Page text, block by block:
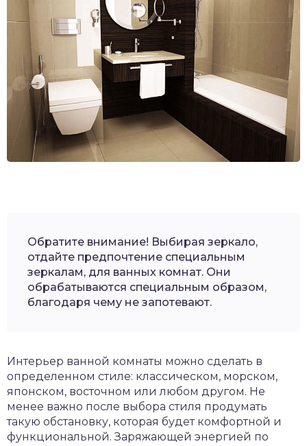
Обратите внимание! Выбирая зеркало,
отдайте предпочтение специальным
зеркалам, для ванных комнат. Они
обрабатываются специальным образом,
благодаря чему не запотевают.
Интерьер ванной комнаты можно сделать в
определенном стиле: классическом, морском,
японском, восточном или любом другом. Не
менее важно после выбора стиля продумать
такую обстановку, которая будет комфортной и
функциональной. Заряжающей энергией по